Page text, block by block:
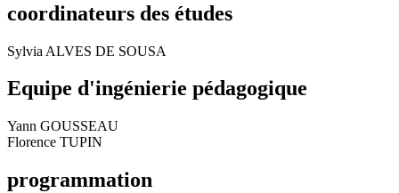
coordinateurs des études
Sylvia ALVES DE SOUSA
Equipe d'ingénierie pédagogique
Yann GOUSSEAU
Florence TUPIN
programmation